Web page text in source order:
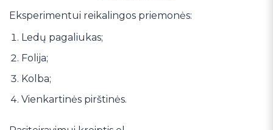
Eksperimentui reikalingos priemonės:
Ledų pagaliukas;
Folija;
Kolba;
Vienkartinės pirštinės.